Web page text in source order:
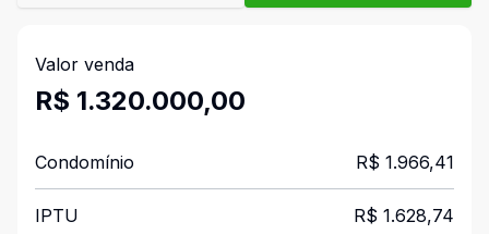
Valor venda
R$ 1.320.000,00
Condomínio R$ 1.966,41
IPTU R$ 1.628,74